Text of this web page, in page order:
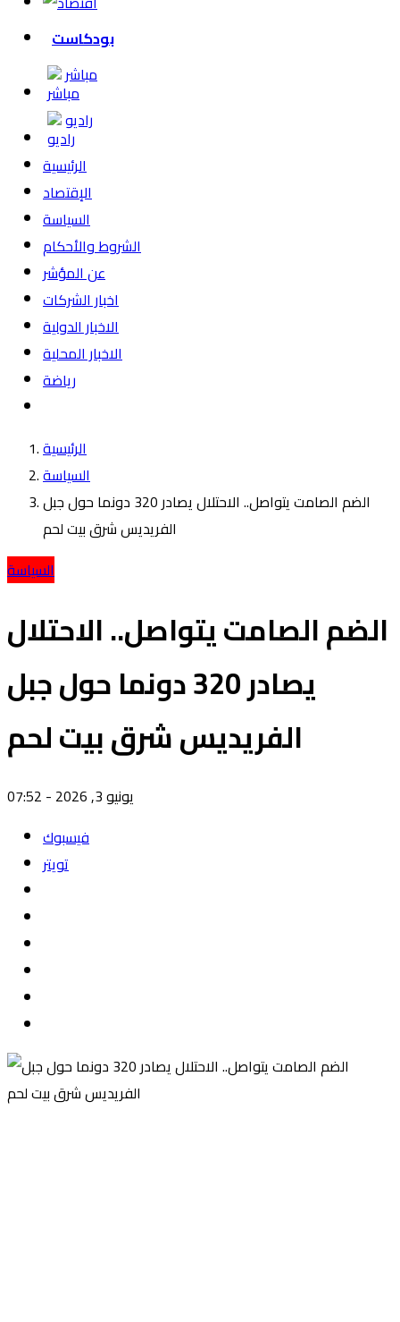
بودكاست
مباشر
راديو
الرئيسية
الإقتصاد
السياسة
الشروط والأحكام
عن المؤشر
اخبار الشركات
الاخبار الدولية
الاخبار المحلية
رياضة
الرئيسية
السياسة
الضم الصامت يتواصل.. الاحتلال يصادر 320 دونما حول جبل
الفريديس شرق بيت لحم
السياسة
الضم الصامت يتواصل.. الاحتلال
يصادر 320 دونما حول جبل
الفريديس شرق بيت لحم
يونيو 3, 2026 - 07:52
فيسبوك
تويتر